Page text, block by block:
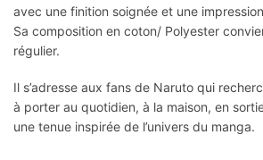
avec une finition soignée et une
Sa composition en coton/ Polyester
régulier.
Il s’adresse aux fans de Naruto qui
à porter au quotidien, à la maison, en
une tenue inspirée de l’univers du manga.